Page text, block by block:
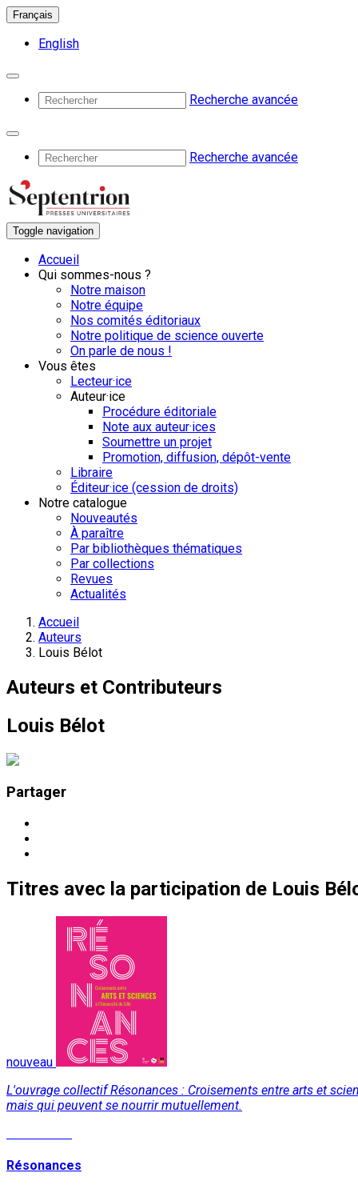
Français
English
Recherche avancée
Recherche avancée
Toggle navigation
Accueil
Qui sommes-nous ?
Notre maison
Notre équipe
Nos comités éditoriaux
Notre politique de science ouverte
On parle de nous !
Vous êtes
Lecteur·ice
Auteur·ice
Procédure éditoriale
Note aux auteur·ices
Soumettre un projet
Promotion, diffusion, dépôt-vente
Libraire
Éditeur·ice (cession de droits)
Notre catalogue
Nouveautés
À paraître
Par bibliothèques thématiques
Par collections
Revues
Actualités
Accueil
Auteurs
Louis Bélot
Auteurs et Contributeurs
Louis Bélot
Partager
Titres avec la participation de Louis
nouveau
L'ouvrage collectif Résonances : Croisements entre arts et
mais qui peuvent se nourrir mutuellement.
Résonances